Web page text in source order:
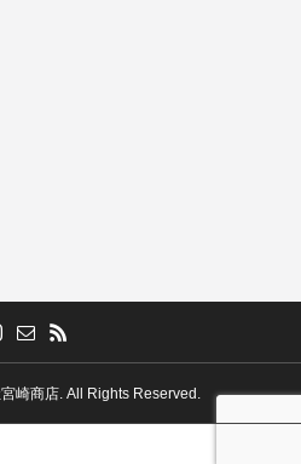
崎商店. All Rights Reserved.